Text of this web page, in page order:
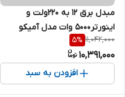
مبدل برق ۱۲ به ۲۲۰ولت و
اینورتر5000 وات مدل آمیکو
11,042,000
5%
10,391,000
افزودن به سبد